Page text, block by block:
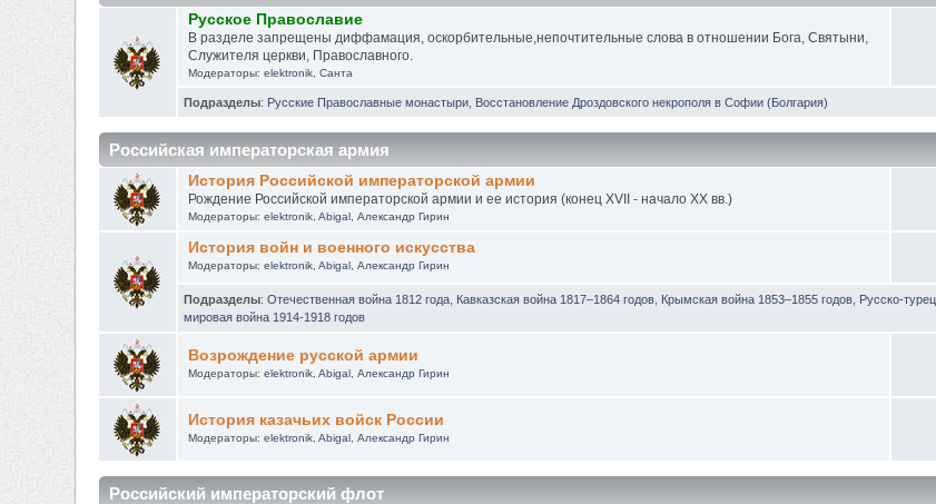
Русское Православие
В разделе запрещены диффамация, оскорбительные,непочтительные слова в отношении Бога, Святыни,
Служителя церкви, Православного.
Модераторы: elektronik, Санта
Подразделы: Русские Православные монастыри Восстановление Дроздовского некрополя в Софии (Болгария)
Российская императорская армия
История Российской императорской армии
Рождение Российской императорской армии и ее история (конец XVII - начало XX вв.)
Модераторы: elektronik, Abigal, Александр Гирин
История войн и военного искусства
Модераторы: elektronik, Abigal, Александр Гирин
Подразделы:Отечественная война 1812 года Кавказская война 1817–1864 годов Крымская война 1853–1855 годов Русско-
мировая война 1914-1918 годов
Возрождение русской армии
Модераторы: elektronik, Abigal, Александр Гирин
История казачьих войск России
Модераторы: elektronik, Abigal, Александр Гирин
Российский императорский флот